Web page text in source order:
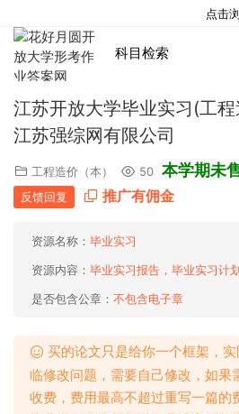
科目检索
江苏开放大学毕业实习(工
江苏强综网有限公司
工程造价（本） 50 本学期未
反馈回复
推广有佣金
资源名称： 毕业实习
资源内容： 毕业实习报告，毕业实习计
是否包含公章： 不包含电子章
买的论文只是给你一个框架，
临修改问题，需要自己修改，如果
收费，费用最高不超过重写一篇的
点击